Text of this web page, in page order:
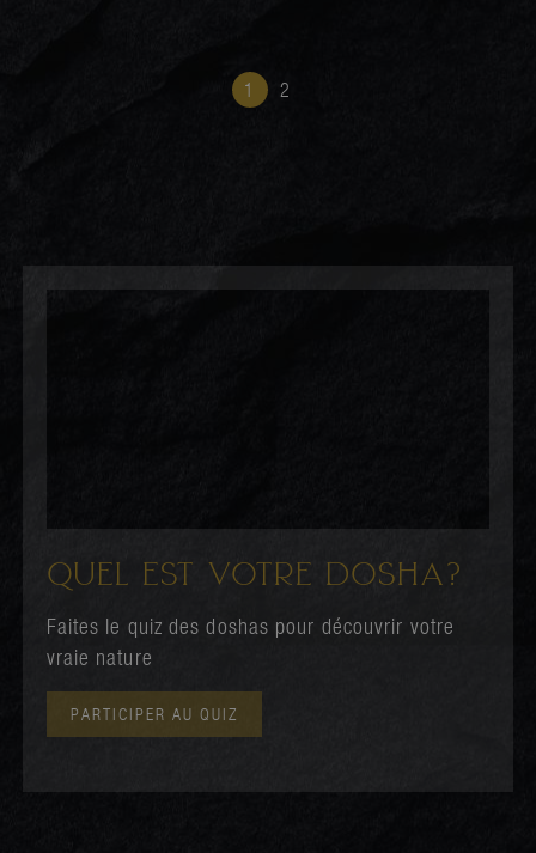
1 2
QUEL EST VOTRE DOSHA?
Faites le quiz des doshas pour découvrir votre
vraie nature
PARTICIPER AU QUIZ